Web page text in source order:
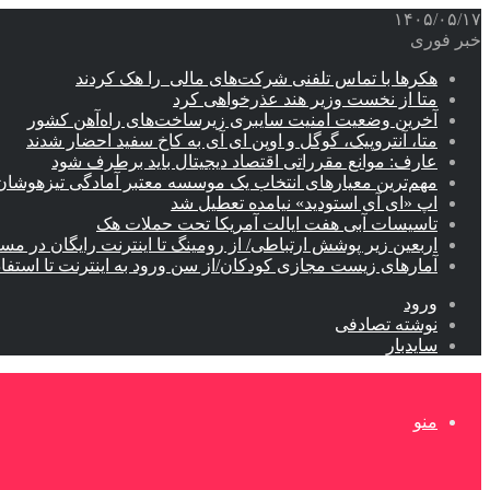
۱۴۰۵/۰۵/۱۷
خبر فوری
هکرها با تماس تلفنی شرکت‌های مالی را هک کردند
متا از نخست وزیر هند عذرخواهی کرد
آخرین وضعیت امنیت سایبری زیرساخت‌های راه‌آهن کشور
متا، آنتروپیک، گوگل و اوپن ای آی به کاخ سفید احضار شدند
عارف: موانع مقرراتی اقتصاد دیجیتال باید برطرف شود
مهم‌ترین معیارهای انتخاب یک موسسه معتبر آمادگی
اپ «ای آی استودید» نیامده تعطیل شد
تاسیسات آبی هفت ایالت آمریکا تحت حملات هک
اربعین زیر پوشش ارتباطی/ از رومینگ تا اینترنت رایگان در
آمارهای زیست مجازی کودکان/از سن ورود به اینترنت تا
ورود
نوشته تصادفی
سایدبار
منو